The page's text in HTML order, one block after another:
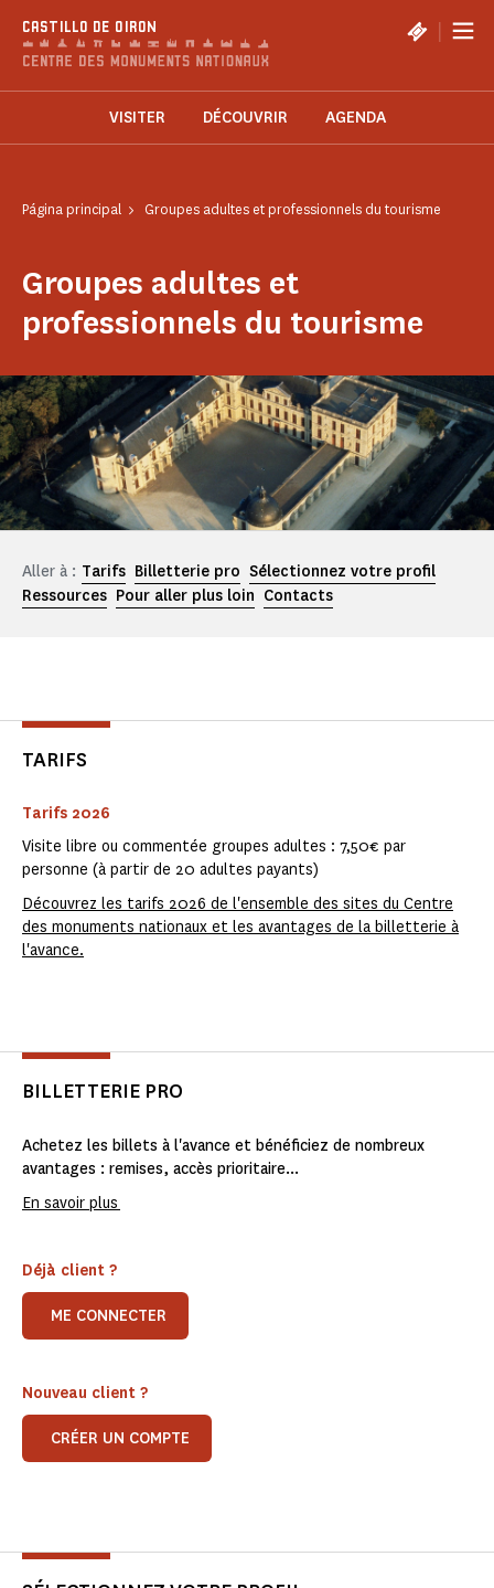
CASTILLO DE OIRON |
VISITER DÉCOUVRIR AGENDA
Página principal Groupes adultes et professionnels du tourisme
Groupes adultes et
professionnels du tourisme
Aller à : Tarifs Billetterie pro Sélectionnez votre profil
Ressources Pour aller plus loin Contacts
TARIFS
Tarifs 2026
Visite libre ou commentée groupes adultes : 7,50€ par
personne (à partir de 20 adultes payants)
Découvrez les tarifs 2026 de l'ensemble des sites du Centre
des monuments nationaux et les avantages de la billetterie à
l'avance.
BILLETTERIE PRO
Achetez les billets à l'avance et bénéficiez de nombreux
avantages : remises, accès prioritaire...
En savoir plus
Déjà client ?
ME CONNECTER
Nouveau client ?
CRÉER UN COMPTE